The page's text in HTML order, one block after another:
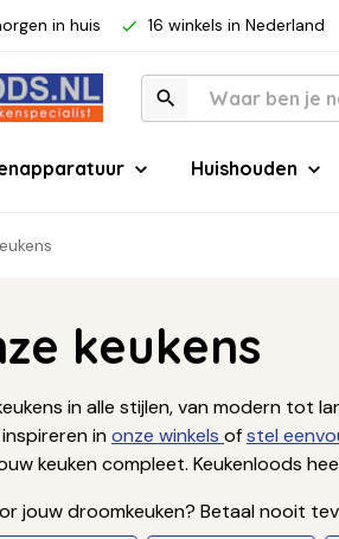
in huis 16 winkels in Nederland
Huishouden
keukens
in alle stijlen, van modern
inonze winkels ofstel
keuken compleet. Keukenloods
jouw droomkeuken? Betaal nooit